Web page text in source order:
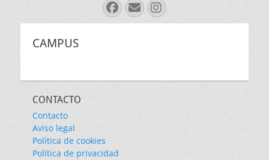
Facebook
Correo
electrónico
Instagram
CAMPUS
CONTACTO
Contacto
Aviso legal
Política de cookies
Política de privacidad